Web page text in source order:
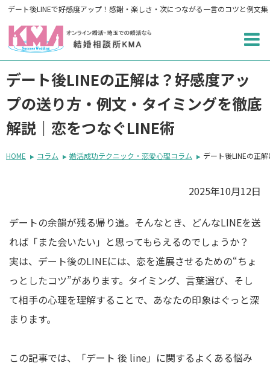
デート後LINEで好感度アップ！感謝・楽しさ・次につながる一言のコツと例文集
デート後LINEの正解は？好感度アッ
プの送り方・例文・タイミングを徹底
解説｜恋をつなぐLINE術
HOME コラム 婚活成功テクニック・恋愛心理コラム デート後LINEの正
2025年10月12日
デートの余韻が残る帰り道。そんなとき、どんなLINEを送
れば「また会いたい」と思ってもらえるのでしょうか？
実は、デート後のLINEには、恋を進展させるための“ちょ
っとしたコツ”があります。タイミング、言葉選び、そし
て相手の心理を理解することで、あなたの印象はぐっと深
まります。
この記事では、「デート 後 line」に関するよくある悩み